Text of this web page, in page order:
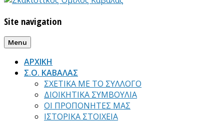
Site navigation
Menu
ΑΡΧΙΚΗ
Σ.Ο. ΚΑΒΑΛΑΣ
ΣΧΕΤΙΚΑ ΜΕ ΤΟ ΣΥΛΛΟΓΟ
ΔΙΟΙΚΗΤΙΚΑ ΣΥΜΒΟΥΛΙΑ
ΟΙ ΠΡΟΠΟΝΗΤΕΣ ΜΑΣ
ΙΣΤΟΡΙΚΑ ΣΤΟΙΧΕΙΑ